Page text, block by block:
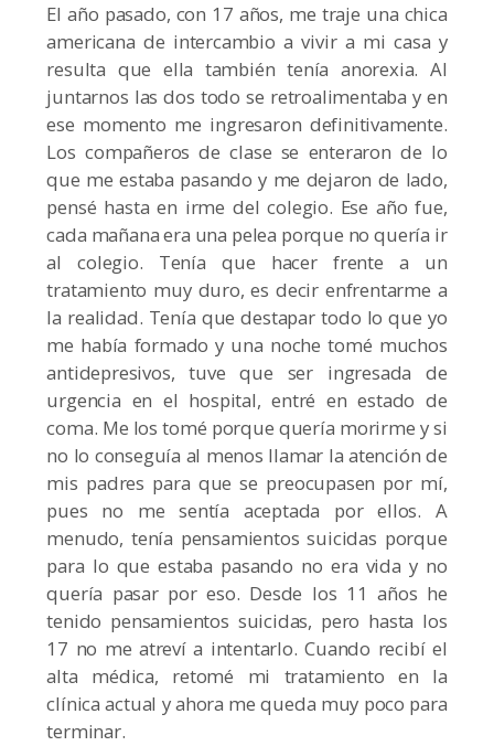
El año pasado, con 17 años, me traje una chica
americana de intercambio a vivir a mi casa y
resulta que ella también tenía anorexia. Al
juntarnos las dos todo se retroalimentaba y en
ese momento me ingresaron definitivamente.
Los compañeros de clase se enteraron de lo
que me estaba pasando y me dejaron de lado,
pensé hasta en irme del colegio. Ese año fue,
cada mañana era una pelea porque no quería ir
al colegio. Tenía que hacer frente a un
tratamiento muy duro, es decir enfrentarme a
la realidad. Tenía que destapar todo lo que yo
me había formado y una noche tomé muchos
antidepresivos, tuve que ser ingresada de
urgencia en el hospital, entré en estado de
coma. Me los tomé porque quería morirme y si
no lo conseguía al menos llamar la atención de
mis padres para que se preocupasen por mí,
pues no me sentía aceptada por ellos. A
menudo, tenía pensamientos suicidas porque
para lo que estaba pasando no era vida y no
quería pasar por eso. Desde los 11 años he
tenido pensamientos suicidas, pero hasta los
17 no me atreví a intentarlo. Cuando recibí el
alta médica, retomé mi tratamiento en la
clínica actual y ahora me queda muy poco para
terminar.